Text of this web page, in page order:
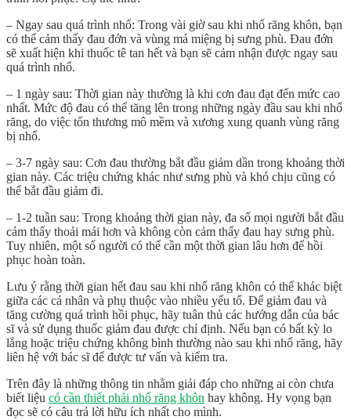
– Ngay sau quá trình nhổ: Trong vài giờ sau khi nhổ răng khôn, bạn
có thể cảm thấy đau đớn và vùng má miệng bị sưng phù. Đau đớn
sẽ xuất hiện khi thuốc tê tan hết và bạn sẽ cảm nhận được ngay sau
quá trình nhổ.
– 1 ngày sau: Thời gian này thường là khi cơn đau đạt đến mức cao
nhất. Mức độ đau có thể tăng lên trong những ngày đầu sau khi nhổ
răng, do việc tổn thương mô mềm và xương xung quanh vùng răng
bị nhổ.
– 3-7 ngày sau: Cơn đau thường bắt đầu giảm dần trong khoảng thời
gian này. Các triệu chứng khác như sưng phù và khó chịu cũng có
thể bắt đầu giảm đi.
– 1-2 tuần sau: Trong khoảng thời gian này, đa số mọi người bắt đầu
cảm thấy thoải mái hơn và không còn cảm thấy đau hay sưng phù.
Tuy nhiên, một số người có thể cần một thời gian lâu hơn để hồi
phục hoàn toàn.
Lưu ý rằng thời gian hết đau sau khi nhổ răng khôn có thể khác biệt
giữa các cá nhân và phụ thuộc vào nhiều yếu tố. Để giảm đau và
tăng cường quá trình hồi phục, hãy tuân thủ các hướng dẫn của bác
sĩ và sử dụng thuốc giảm đau được chỉ định. Nếu bạn có bất kỳ lo
lắng hoặc triệu chứng không bình thường nào sau khi nhổ răng, hãy
liên hệ với bác sĩ để được tư vấn và kiểm tra.
Trên đây là những thông tin nhằm giải đáp cho những ai còn chưa
biết liệu có cần thiết phải nhổ răng khôn hay không. Hy vọng bạn
đọc sẽ có câu trả lời hữu ích nhất cho mình.